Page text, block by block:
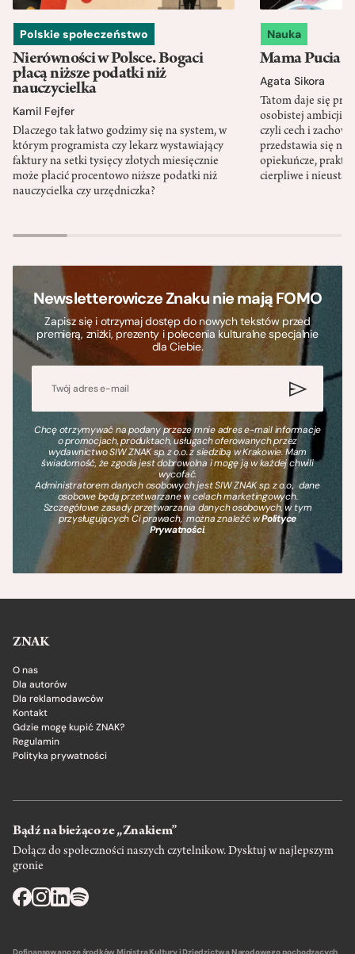
Polskie społeczeństwo
Nierówności w Polsce. Bogaci
płacą niższe podatki niż
nauczycielka
Kamil Fejfer
Dlaczego tak łatwo godzimy się na system, w
którym programista czy lekarz wystawiający
faktury na setki tysięcy złotych miesięcznie
może płacić procentowo niższe podatki niż
nauczycielka czy urzędniczka?
Nauka
Mama Pucia
Agata Sikora
Tatom daje się
osobistej ambicji,
czyli cech i
przedstawia się
opiekuńcze,
cierpliwe i
Newsletterowicze Znaku nie mają FOMO
Zapisz się i otrzymaj dostęp do nowych tekstów przed
premierą, zniżki, prezenty i polecenia kulturalne specjalnie
dla Ciebie.
Chcę otrzymywać na podany przeze mnie adres e-mail informacje
o promocjach, produktach, usługach oferowanych przez
wydawnictwo SIW ZNAK sp. z o.o. z siedzibą w Krakowie. Mam
świadomość, że zgoda jest dobrowolna i mogę ją w każdej chwili
wycofać.
Administratorem danych osobowych jest SIW ZNAK sp. z o.o., dane
osobowe będą przetwarzane w celach marketingowych.
Szczegółowe zasady przetwarzania danych osobowych, w tym
przysługujących Ci prawach, można znaleźć wPolityce
Prywatności.
ZNAK
O nas
Dla autorów
Dla reklamodawców
Kontakt
Gdzie mogę kupić ZNAK?
Regulamin
Polityka prywatności
Bądź na bieżąco ze „Znakiem”
Dołącz do społeczności naszych czytelnikow. Dysktuj w najlepszym
gronie